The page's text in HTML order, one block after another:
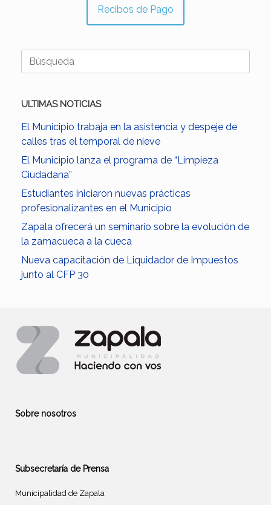
Recibos de Pago
Buscar:
ULTIMAS NOTICIAS
El Municipio trabaja en la asistencia y despeje de
calles tras el temporal de nieve
El Municipio lanza el programa de “Limpieza
Ciudadana”
Estudiantes iniciaron nuevas prácticas
profesionalizantes en el Municipio
Zapala ofrecerá un seminario sobre la evolución de
la zamacueca a la cueca
Nueva capacitación de Liquidador de Impuestos
junto al CFP 30
Sobre nosotros
Subsecretaría de Prensa
Municipalidad de Zapala